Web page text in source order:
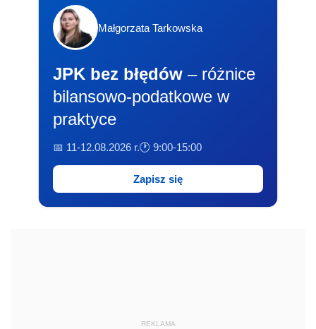
Małgorzata Tarkowska
JPK bez błędów – różnice
bilansowo-podatkowe w
praktyce
📅 11-12.08.2026 r.🕐 9:00-15:00
Zapisz się
REKLAMA